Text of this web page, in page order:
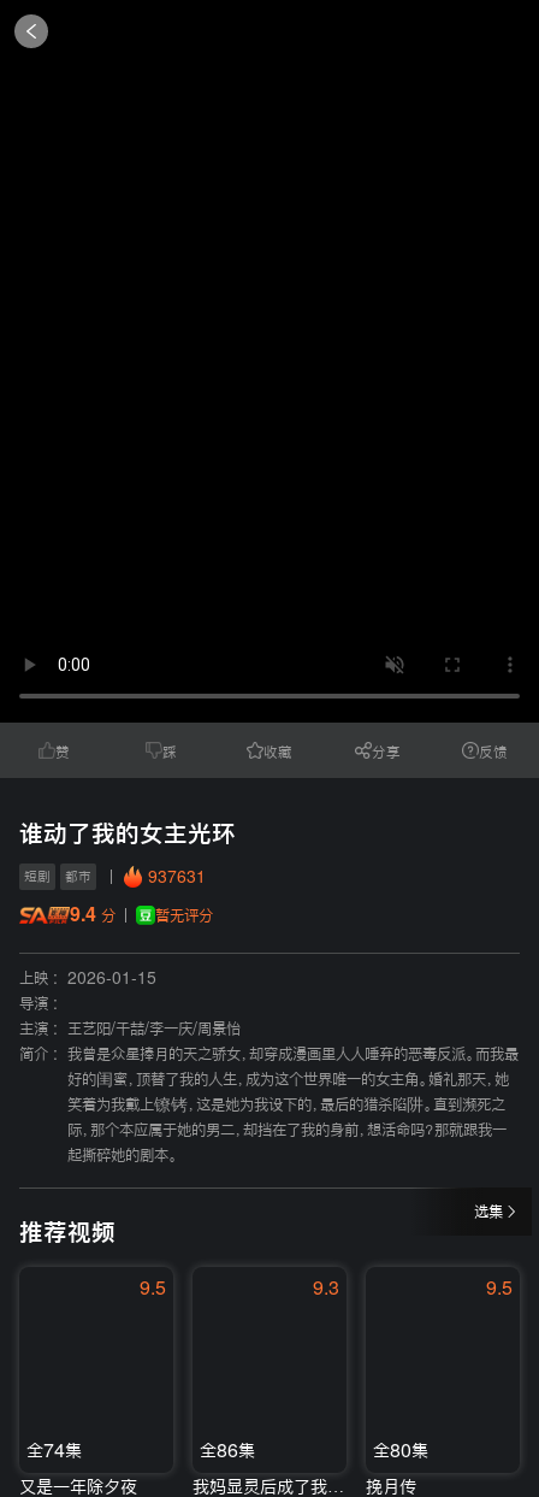
赞 踩 收藏 分享 反馈
谁动了我的女主光环
短剧 都市 937631
9.4 分 暂无评分
上映 :
2026-01-15
导演 :
主演 :
王艺阳/千喆/李一庆/周景怡
简介 :
我曾是众星捧月的天之骄女，却穿成漫画里人人唾弃的恶毒反派。而我最
好的闺蜜，顶替了我的人生，成为这个世界唯一的女主角。婚礼那天，她
笑着为我戴上镣铐，这是她为我设下的，最后的猎杀陷阱。直到濒死之
际，那个本应属于她的男二，却挡在了我的身前，想活命吗？那就跟我一
起撕碎她的剧本。
选集
推荐视频
9.5
全74集
又是一年除夕夜
9.3
全86集
9.5
全80集
挽月传